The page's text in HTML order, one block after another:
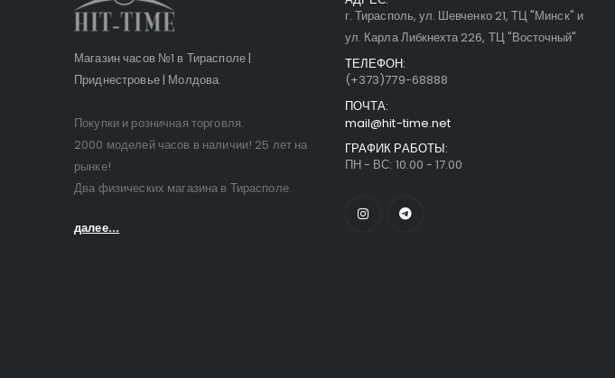
Магазин часов №1 в Тирасполе |
Приднестровье | Молдова.
Покупки и розничная торговля.
2000 моделей часов в наличии! 25 лет на
рынке!
Два физических магазина в Тирасполе.
далее...
г. Тирасполь, ул. Шевченко 21, ТЦ "Минск" и
ул. Карла Либкнехта 226, ТЦ "Восточный"
ТЕЛЕФОН:
(+373)779-68888
ПОЧТА:
mail@hit-time.net
ГРАФИК РАБОТЫ:
ПН - ВС: 10.00 - 17.00